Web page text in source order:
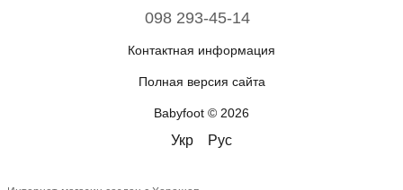
098 293-45-14
Контактная информация
Полная версия сайта
Babyfoot © 2026
Укр Рус